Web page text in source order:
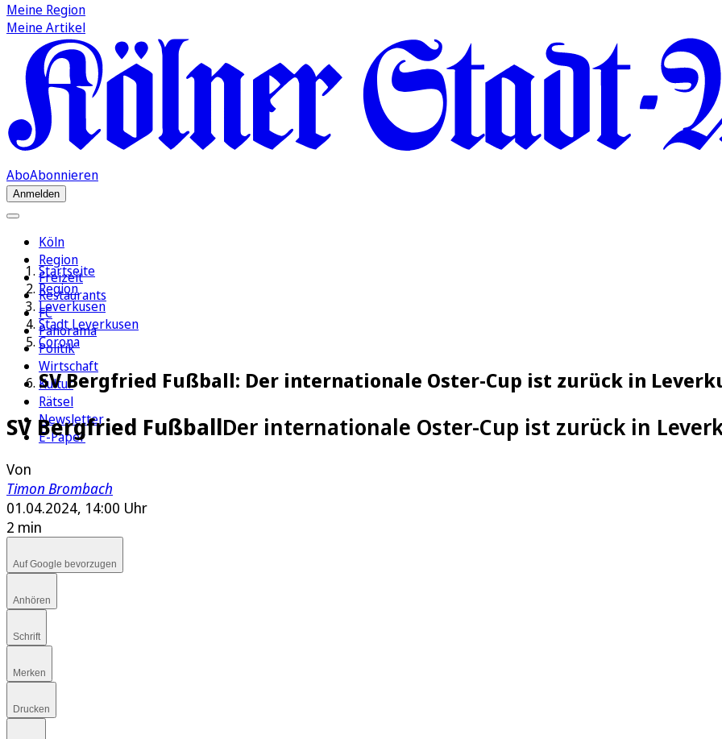
Meine Region
Meine Artikel
AboAbonnieren
Anmelden
Köln
Region
Freizeit
Restaurants
FC
Panorama
Politik
Wirtschaft
Kultur
Rätsel
Newsletter
E-Paper
Startseite
Region
Leverkusen
Stadt Leverkusen
Corona
SV Bergfried Fußball: Der internationale Oster-Cup ist zurück in
SV Bergfried FußballDer internationale Oster-Cup ist zurück in
Von
Timon Brombach
01.04.2024, 14:00 Uhr
2 min
Auf Google bevorzugen
Anhören
Schrift
Merken
Drucken